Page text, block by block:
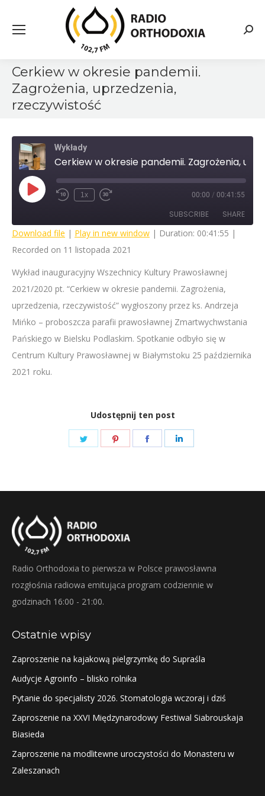
Cerkiew w okresie pandemii.
Zagrożenia, uprzedzenia,
rzeczywistość
Wykłady
Play
EpisodeRewind
1x
Fast
seconds
00:00 / 00:41:55
SUBSCRIBE SHARE
SHARE
LINK
Download file | Play in new window | Duration: 00:41:55 |
Recorded on 11 listopada 2021
Wykład inauguracyjny Wszechnicy Kultury Prawosławnej
2021/2020 pt. “Cerkiew w okresie pandemii. Zagrożenia,
uprzedzenia, rzeczywistość” wygłoszony przez ks. Andrzeja
Mińko – proboszcza parafii prawosławnej Zmartwychwstania
Pańskiego w Bielsku Podlaskim. Spotkanie odbyło się w
Centrum Kultury Prawosławnej w Białymstoku 25 października
2021 roku.
Udostępnij ten post
Share
Share
Share
Radio Orthodoxia to pierwsza w Polsce prawosławna
rozgłośnia radiowa emitująca program codziennie w
godzinach 16:00 - 21:00.
Ostatnie wpisy
Zaproszenie na kajakową pielgrzymkę do Supraśla
Audycje Agroinfo – blisko rolnika
Pytanie do specjalisty 2026. Stomatologia wczoraj i dziś
Zaproszenie na XXVI Międzynarodowy Festiwal Siabrouskaja
Biasieda
Zaproszenie na modlitewne uroczystości do Monasteru w
Zaleszanach